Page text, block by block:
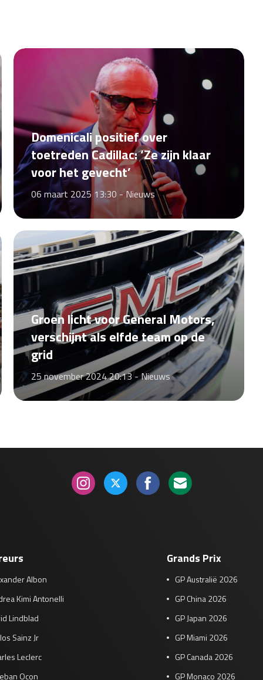
Domenicali positief over
toetreden Cadillac: ‘Ze zijn klaar
voor het gevecht’
06 maart 2025 13:30 -Nieuws
Groen licht voor General Motors,
verschijnt als elfde team op de
grid
25 november 2024 20:13 -Nieuws
Albon
Kimi Antonelli
Lindblad
Sainz Jr
Leclerc
Ocon
Grands Prix
GP Australië 2026
GP China 2026
GP Japan 2026
GP Miami 2026
GP Canada 2026
GP Monaco 2026